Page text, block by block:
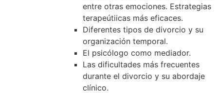
entre otras emociones. Estrategias
terapeútiicas más eficaces.
Diferentes tipos de divorcio y su
organización temporal.
El psicólogo como mediador.
Las dificultades más frecuentes
durante el divorcio y su abordaje
clínico.